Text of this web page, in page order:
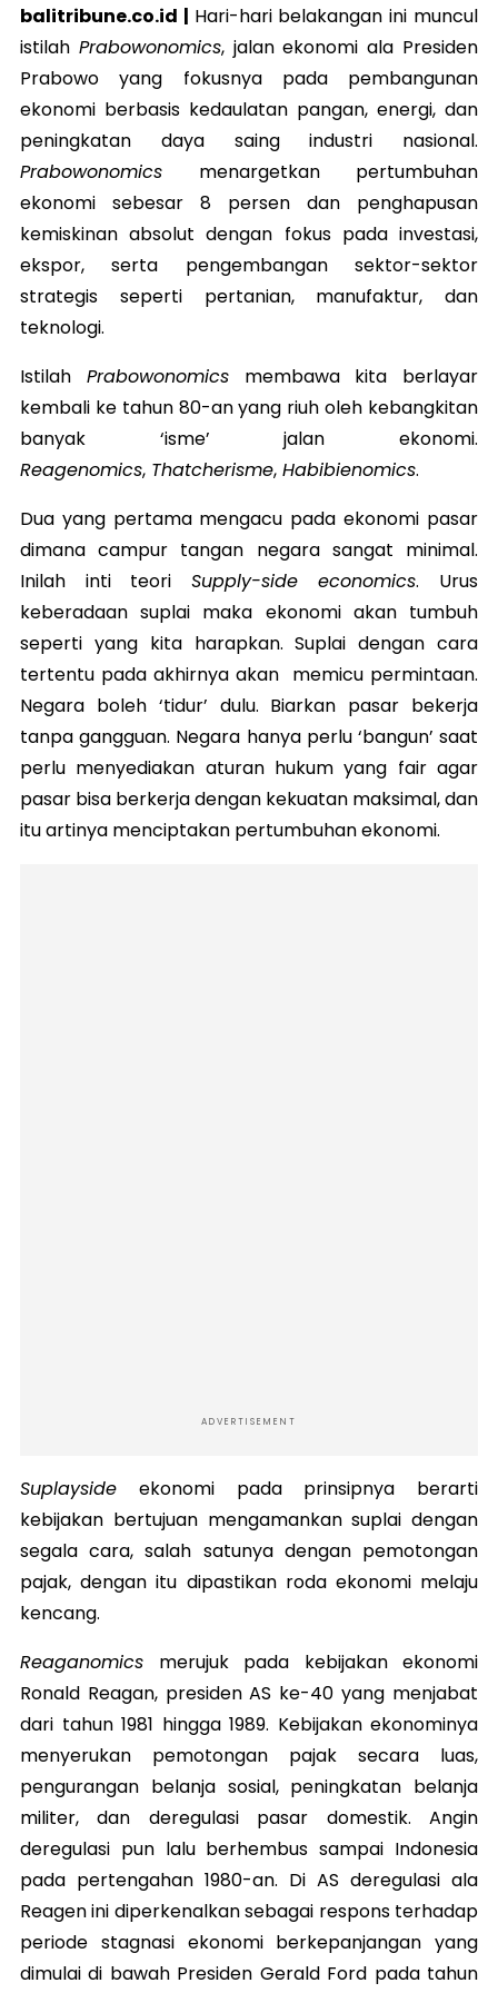
balitribune.co.id | Hari-hari belakangan ini muncul
istilah Prabowonomics, jalan ekonomi ala Presiden
Prabowo yang fokusnya pada pembangunan
ekonomi berbasis kedaulatan pangan, energi, dan
peningkatan daya saing industri nasional.
Prabowonomics menargetkan pertumbuhan
ekonomi sebesar 8 persen dan penghapusan
kemiskinan absolut dengan fokus pada investasi,
ekspor, serta pengembangan sektor-sektor
strategis seperti pertanian, manufaktur, dan
teknologi.
Istilah Prabowonomicsmembawa kita berlayar
kembali ke tahun 80-an yang riuh oleh kebangkitan
banyak ‘isme’ jalan ekonomi.
Reagenomics, Thatcherisme, Habibienomics.
Dua yang pertama mengacu pada ekonomi pasar
dimana campur tangan negara sangat minimal.
Inilah inti teori Supply-side economics. Urus
keberadaan suplai maka ekonomi akan tumbuh
seperti yang kita harapkan. Suplai dengan cara
tertentu pada akhirnya akan memicu permintaan.
Negara boleh ‘tidur’ dulu. Biarkan pasar bekerja
tanpa gangguan. Negara hanya perlu ‘bangun’ saat
perlu menyediakan aturan hukum yang fair agar
pasar bisa berkerja dengan kekuatan maksimal, dan
itu artinya menciptakan pertumbuhan ekonomi.
ADVERTISEMENT
Suplayside ekonomi pada prinsipnya berarti
kebijakan bertujuan mengamankan suplai dengan
segala cara, salah satunya dengan pemotongan
pajak, dengan itu dipastikan roda ekonomi melaju
kencang.
Reaganomics merujuk pada kebijakan ekonomi
Ronald Reagan, presiden AS ke-40 yang menjabat
dari tahun 1981 hingga 1989. Kebijakan ekonominya
menyerukan pemotongan pajak secara luas,
pengurangan belanja sosial, peningkatan belanja
militer, dan deregulasi pasar domestik. Angin
deregulasi pun lalu berhembus sampai Indonesia
pada pertengahan 1980-an. Di AS deregulasi ala
Reagen ini diperkenalkan sebagai respons terhadap
periode stagnasi ekonomi berkepanjangan yang
dimulai di bawah Presiden Gerald Ford pada tahun